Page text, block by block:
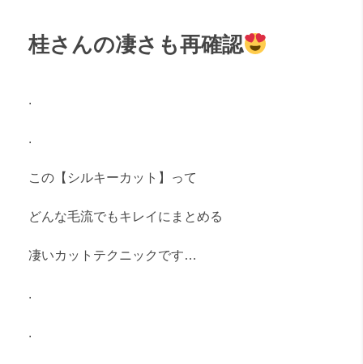
桂さんの凄さも再確認
.
.
この【シルキーカット】って
どんな毛流でもキレイにまとめる
凄いカットテクニックです…
.
.